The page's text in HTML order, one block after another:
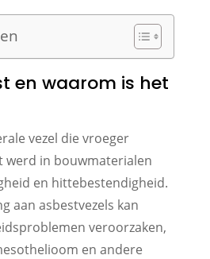
en waarom is het
vezel die vroeger
werd in bouwmaterialen
en hittebestendigheid.
aan asbestvezels kan
veroorzaken,
en andere